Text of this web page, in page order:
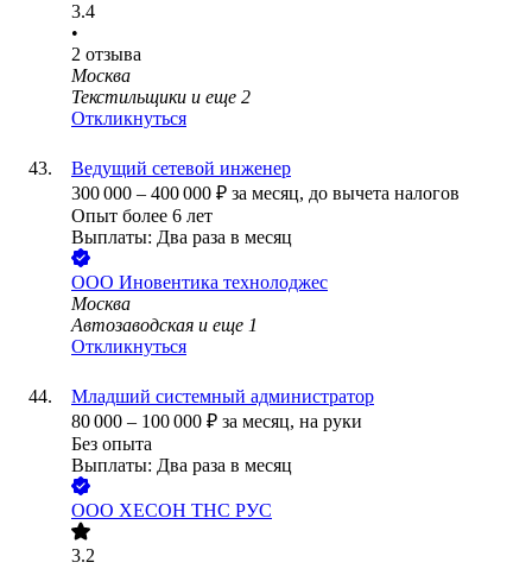
3.4
•
2 отзыва
Москва
Текстильщики и еще 2
Откликнуться
Ведущий сетевой инженер
300 000 – 400 000 ₽ за месяц, до вычета налогов
Опыт более 6 лет
Выплаты: Два раза в месяц
ООО Иновентика технолоджес
Москва
Автозаводская и еще 1
Откликнуться
Младший системный администратор
80 000 – 100 000 ₽ за месяц, на руки
Без опыта
Выплаты: Два раза в месяц
ООО ХЕСОН ТНС РУС
3.2